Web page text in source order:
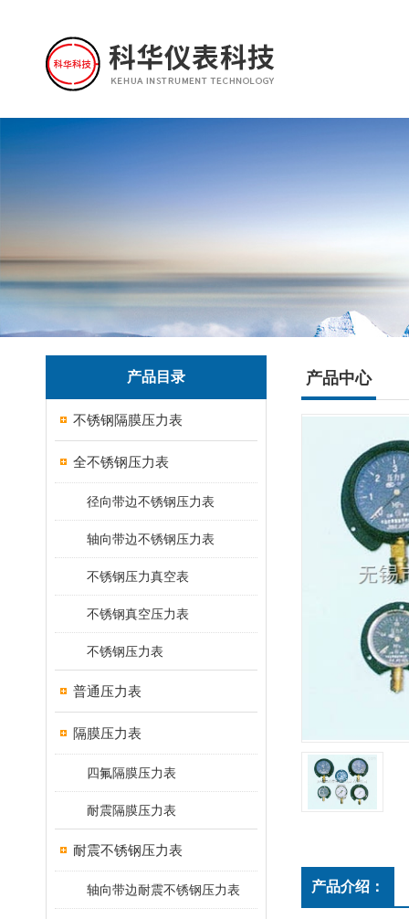
产品目录
不锈钢隔膜压力表
全不锈钢压力表
径向带边不锈钢压力表
轴向带边不锈钢压力表
不锈钢压力真空表
不锈钢真空压力表
不锈钢压力表
普通压力表
隔膜压力表
四氟隔膜压力表
耐震隔膜压力表
耐震不锈钢压力表
轴向带边耐震不锈钢压力表
产品中心
产品介绍：